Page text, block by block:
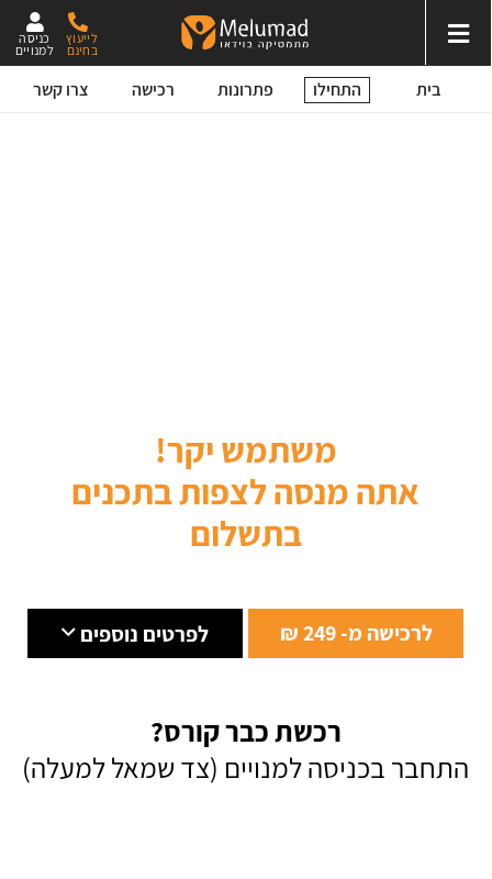
כניסה
למנויים
לייעוץ
בחינם
בית התחילו פתרונות רכישה צרו קשר
משתמש יקר!
אתה מנסה לצפות בתכנים
בתשלום
לרכישה מ- 249 ₪ לפרטים נוספים
רכשת כבר קורס?
התחבר בכניסה למנויים (צד שמאל למעלה)